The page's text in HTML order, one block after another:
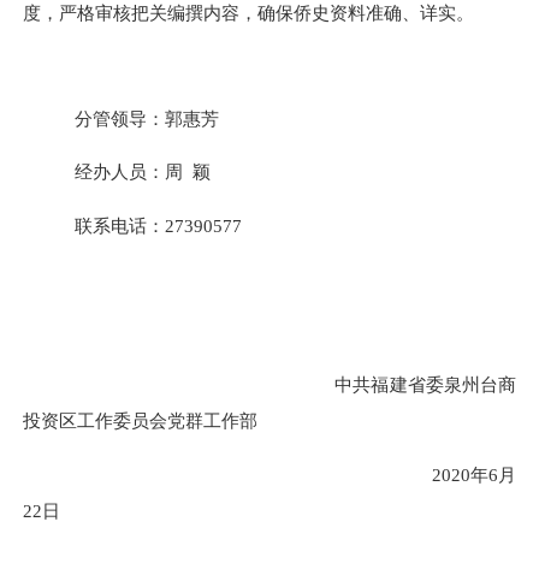
度，严格审核把关编撰内容，确保侨史资料准确、详实。
分管领导：郭惠芳
经办人 员 ： 周 颖
联系电话： 27390577
中共福建省委泉州台商
投资区工作委员会党群工作部
2020年6 月
22日